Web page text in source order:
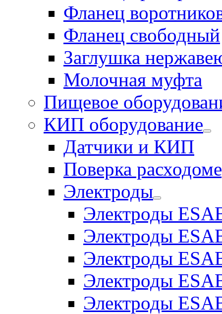
Фланец
Фланец свободный
Заглушка
Молочная муфта
Пищевое
КИП оборудование
Датчики и КИП
Поверка
Электроды
Электроды
Электроды
Электроды
Электроды
Электроды